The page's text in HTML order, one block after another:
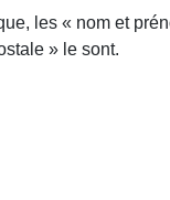
les « nom et
» le sont.